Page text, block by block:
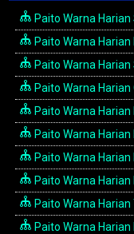
Paito Warna
Paito Warna Harian
Paito Warna Harian
Paito Warna
Paito Warna Harian
Paito Warna Harian
Paito Warna Harian
Paito Warna Harian
Paito Warna Harian
Paito Warna Harian